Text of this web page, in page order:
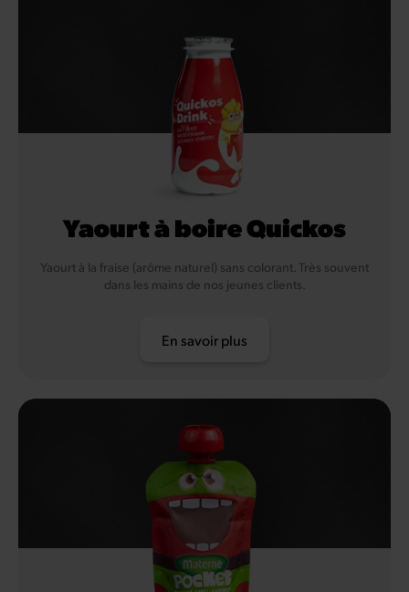
Yaourt à boire Quickos
Yaourt à la fraise (arôme naturel) sans colorant. Très souvent
dans les mains de nos jeunes clients.
En savoir plus